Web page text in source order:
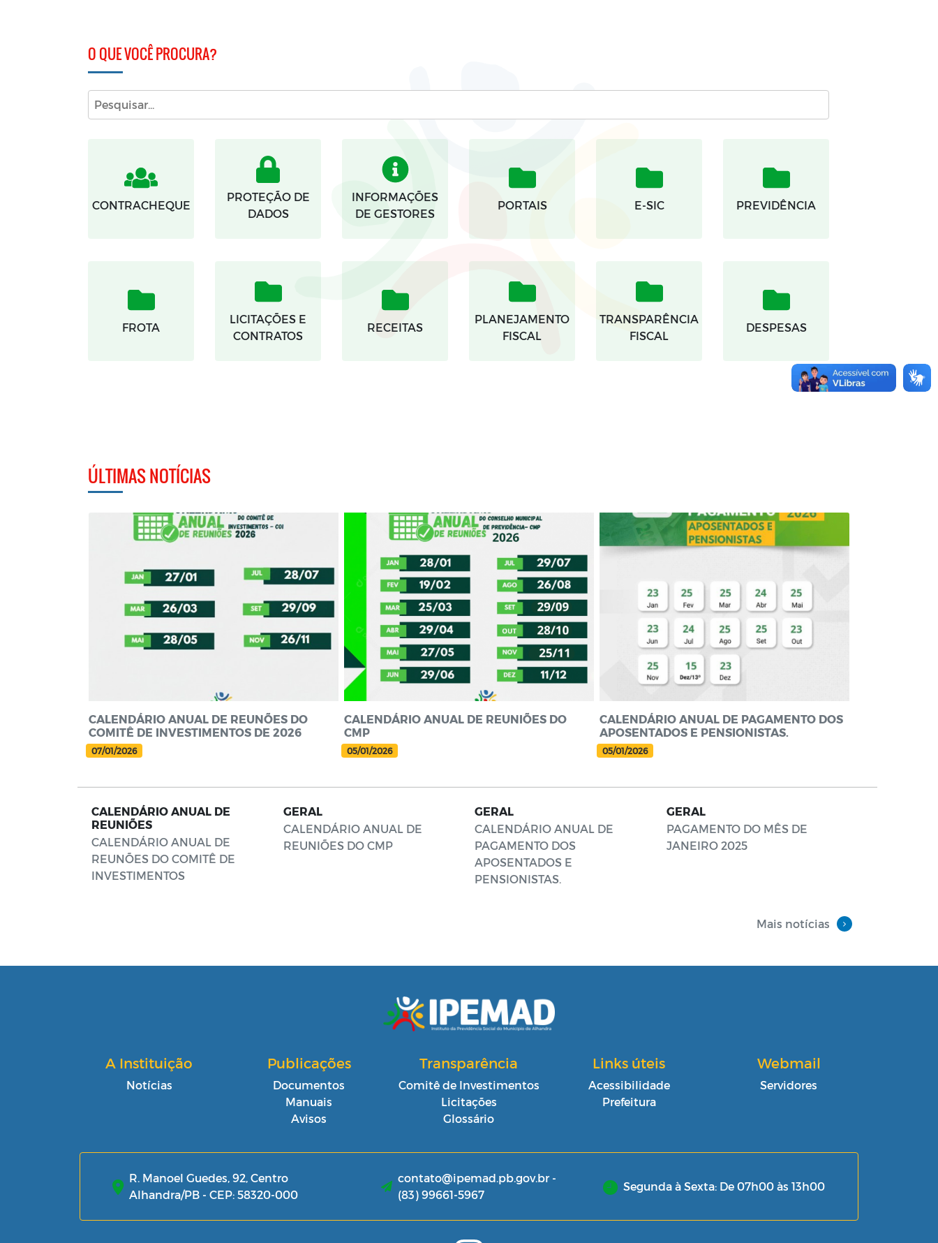
CONTRACHEQUE
PROTEÇÃO DE
DADOS
INFORMAÇÕES
DE GESTORES
PORTAIS E-SIC PREVIDÊNCIA
FROTA
LICITAÇÕES E
CONTRATOS
RECEITAS
PLANEJAMENTO
FISCAL
TRANSPARÊNCIA
FISCAL
DESPESAS
ÚLTIMAS NOTÍCIAS
CALENDÁRIO ANUAL DE REUNÕES DO
COMITÊ DE INVESTIMENTOS DE 2026
07/01/2026
CALENDÁRIO ANUAL DE REUNIÕES DO
CMP
05/01/2026
CALENDÁRIO ANUAL DE PAGAMENTO DOS
APOSENTADOS E PENSIONISTAS.
05/01/2026
CALENDÁRIO ANUAL DE
REUNIÕES
CALENDÁRIO ANUAL DE
REUNÕES DO COMITÊ DE
INVESTIMENTOS
GERAL
CALENDÁRIO ANUAL DE
REUNIÕES DO CMP
GERAL
CALENDÁRIO ANUAL DE
PAGAMENTO DOS
APOSENTADOS E
PENSIONISTAS.
GERAL
PAGAMENTO DO MÊS DE
JANEIRO 2025
Mais notícias
A Instituição
Notícias
Publicações
Documentos
Manuais
Avisos
Transparência
Comitê de Investimentos
Licitações
Glossário
Links úteis
Acessibilidade
Prefeitura
Webmail
Servidores
R. Manoel Guedes, 92, Centro
Alhandra/PB - CEP: 58320-000
contato@ipemad.pb.gov.br -
(83) 99661-5967
Segunda à Sexta: De 07h00 às 13h00